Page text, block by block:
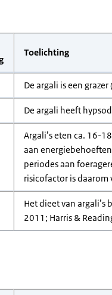
Toelichting
De argali is een
De argali heeft
Argali’s eten ca. 16-
aan
periodes aan
risicofactor is daarom
Het dieet van argali’s
2011; Harris &